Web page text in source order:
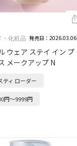
・化粧品 発売日：2026.03.06
ウェア ステイ イン プ
メークアップ N
ティ ローダー
円～9999円